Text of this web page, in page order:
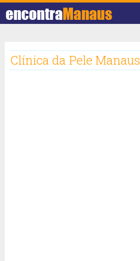
Clínica da Pele Manaus